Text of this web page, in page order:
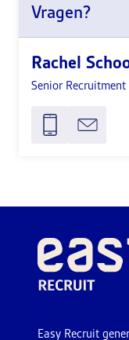
Vragen?
Rachel
Senior
Easy Recruit